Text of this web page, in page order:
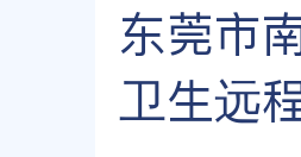
东莞市
卫生远